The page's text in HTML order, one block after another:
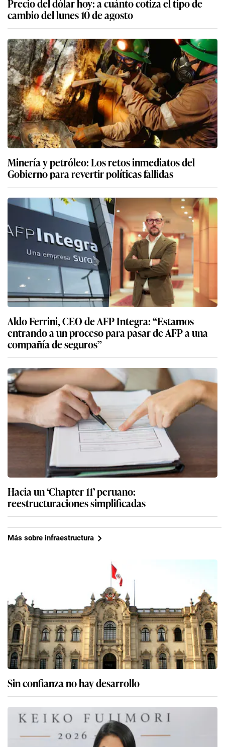
cambio del lunes 10 de agosto
Minería y petróleo: Los retos inmediatos del
Gobierno para revertir políticas fallidas
Aldo Ferrini, CEO de AFP Integra: “Estamos
entrando a un proceso para pasar de AFP a una
compañía de seguros”
Hacia un ‘Chapter 11’ peruano:
reestructuraciones simplificadas
Más sobre infraestructura
Sin confianza no hay desarrollo